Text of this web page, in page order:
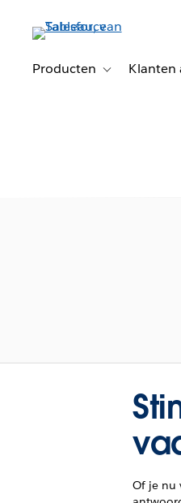
Producten
Toggle sub-
Klanten
Of je nu